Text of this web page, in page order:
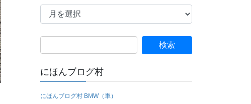
ー
ア
ブ
索:
にほんブログ村
にほんブログ村 BMW（車）